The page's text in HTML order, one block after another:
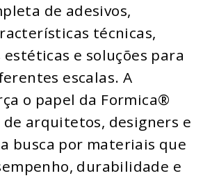
de adesivos,
técnicas,
e soluções para
escalas. A
o papel da Formica®
arquitetos, designers e
busca por materiais que
durabilidade e